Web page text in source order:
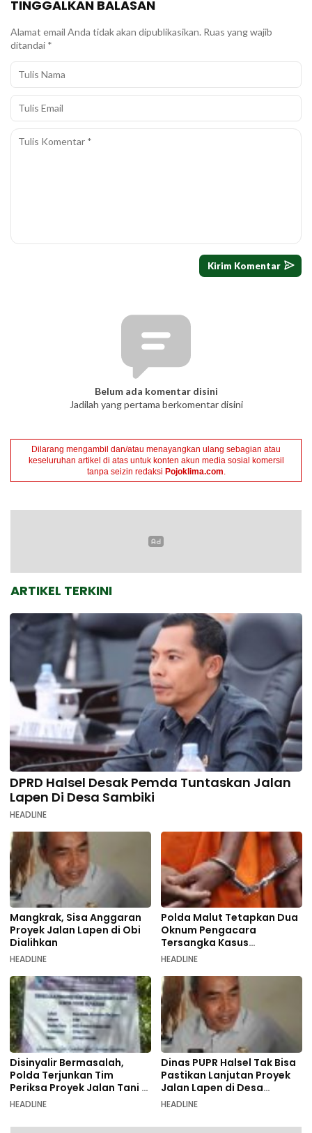
TINGGALKAN BALASAN
Alamat email Anda tidak akan dipublikasikan. Ruas yang wajib
ditandai *
Belum ada komentar disini
Jadilah yang pertama berkomentar disini
Dilarang mengambil dan/atau menayangkan ulang sebagian atau
keseluruhan artikel di atas untuk konten akun media sosial komersil
tanpa seizin redaksi Pojoklima.com
ARTIKEL TERKINI
DPRD Halsel Desak Pemda Tuntaskan Jalan
Lapen Di Desa Sambiki
HEADLINE
Mangkrak, Sisa Anggaran
Proyek Jalan Lapen di Obi
Dialihkan
HEADLINE
Polda Malut Tetapkan Dua
Oknum Pengacara
Tersangka Kasus
Pemalsuan Dokumen
HEADLINE
Disinyalir Bermasalah,
Polda Terjunkan Tim
Periksa Proyek Jalan Tani di
Galala
HEADLINE
Dinas PUPR Halsel Tak Bisa
Pastikan Lanjutan Proyek
Jalan Lapen di Desa
Sambiki
HEADLINE